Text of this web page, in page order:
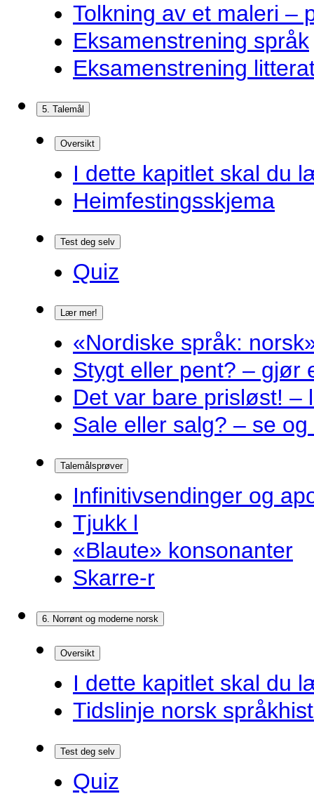
Tolkning av et maleri –
Eksamenstrening språk
Eksamenstrening
5. Talemål
Oversikt
I dette kapitlet skal du
Heimfestingsskjema
Test deg selv
Quiz
Lær mer!
«Nordiske språk:
Stygt eller pent? – gjør
Det var bare prisløst! –
Sale eller salg? – se
Talemålsprøver
Infinitivsendinger og
Tjukk l
«Blaute» konsonanter
Skarre-r
6. Norrønt og moderne norsk
Oversikt
I dette kapitlet skal du
Tidslinje norsk
Test deg selv
Quiz